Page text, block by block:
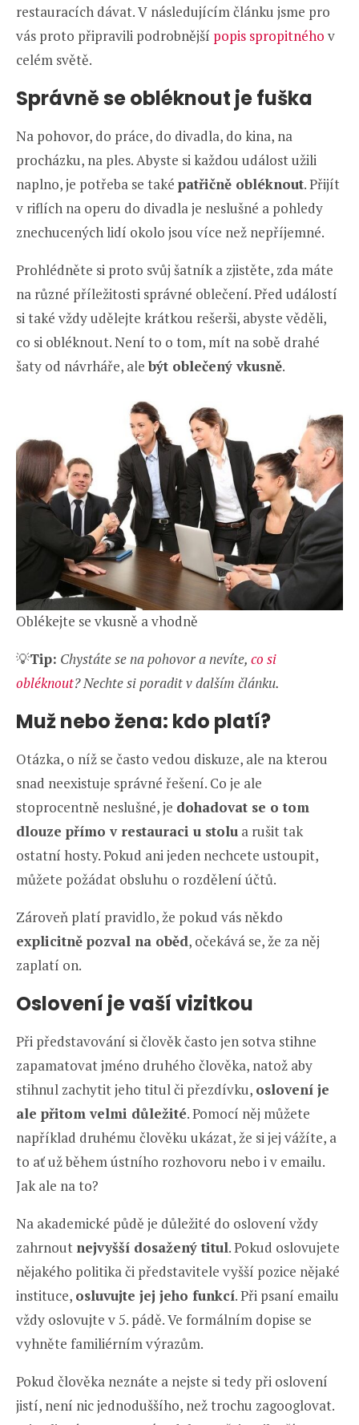
restauracích dávat. V následujícím článku jsme pro
vás proto připravili podrobnější popis spropitného v
celém světě.
Správně se obléknout je fuška
Na pohovor, do práce, do divadla, do kina, na
procházku, na ples. Abyste si každou událost užili
naplno, je potřeba se také patřičně obléknout. Přijít
v riflích na operu do divadla je neslušné a pohledy
znechucených lidí okolo jsou více než nepříjemné.
Prohlédněte si proto svůj šatník a zjistěte, zda máte
na různé příležitosti správné oblečení. Před událostí
si také vždy udělejte krátkou rešerši, abyste věděli,
co si obléknout. Není to o tom, mít na sobě drahé
šaty od návrháře, ale být oblečený vkusně.
Oblékejte se vkusně a vhodně
💡Tip: Chystáte se na pohovor a nevíte, co si
obléknout? Nechte si poradit v dalším článku.
Muž nebo žena: kdo platí?
Otázka, o níž se často vedou diskuze, ale na kterou
snad neexistuje správné řešení. Co je ale
stoprocentně neslušné, je dohadovat se o tom
dlouze přímo v restauraci u stolu a rušit tak
ostatní hosty. Pokud ani jeden nechcete ustoupit,
můžete požádat obsluhu o rozdělení účtů.
Zároveň platí pravidlo, že pokud vás někdo
explicitně pozval na oběd, očekává se, že za něj
zaplatí on.
Oslovení je vaší vizitkou
Při představování si člověk často jen sotva stihne
zapamatovat jméno druhého člověka, natož aby
stihnul zachytit jeho titul či přezdívku, oslovení je
ale přitom velmi důležité. Pomocí něj můžete
například druhému člověku ukázat, že si jej vážíte, a
to ať už během ústního rozhovoru nebo i v emailu.
Jak ale na to?
Na akademické půdě je důležité do oslovení vždy
zahrnout nejvyšší dosažený titul. Pokud oslovujete
nějakého politika či představitele vyšší pozice nějaké
instituce, osluvujte jej jeho funkcí. Při psaní emailu
vždy oslovujte v 5. pádě. Ve formálním dopise se
vyhněte familiérním výrazům.
Pokud člověka neznáte a nejste si tedy při oslovení
jistí, není nic jednoduššího, než trochu zagooglovat.